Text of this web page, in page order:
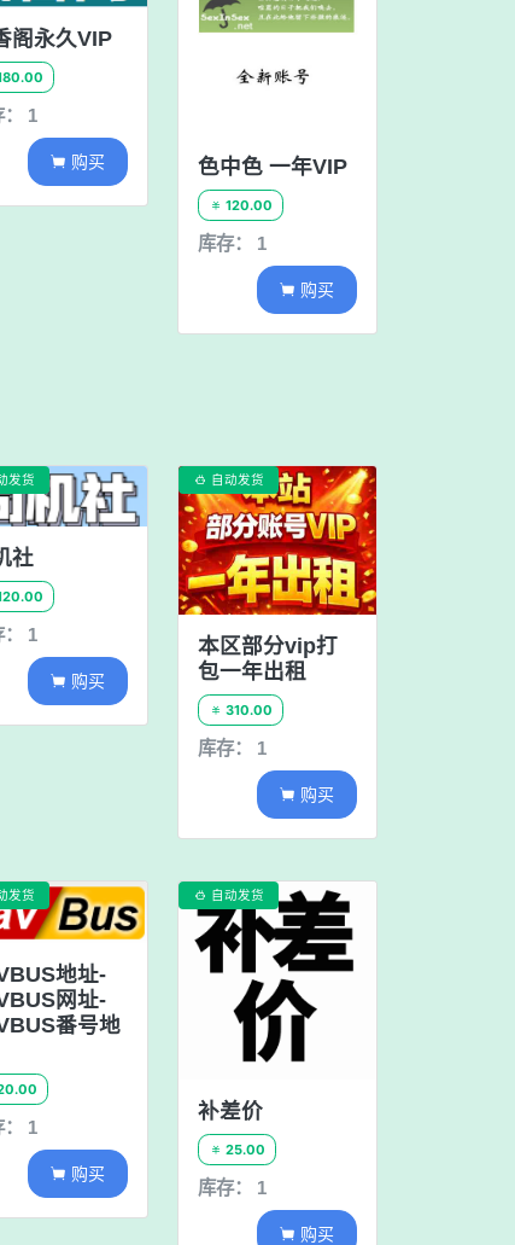
阁永久VIP
： 1
 购买 色中色 一年VIP
 120.00
库存： 1
 购买
发货
社
： 1
 购买
 自动发货
本区部分vip打
包一年出租
 310.00
库存： 1
 购买
发货
地址-
网址-
番号地
： 1
 购买
 自动发货
补差价
 25.00
库存： 1
 购买